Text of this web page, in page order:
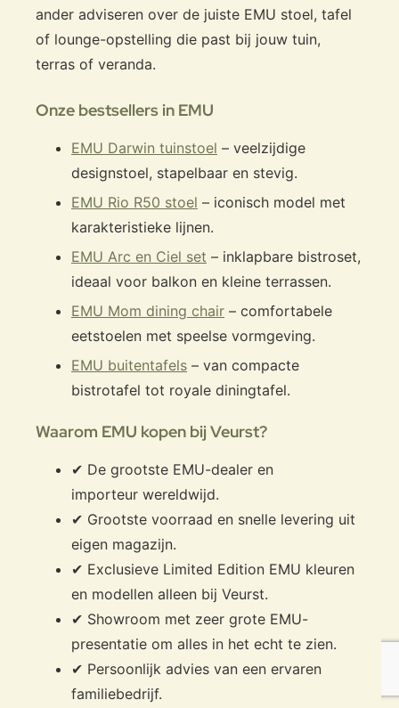
ander adviseren over de juiste EMU stoel, tafel
of lounge-opstelling die past bij jouw tuin,
terras of veranda.
Onze bestsellers in EMU
EMU Darwin tuinstoel – veelzijdige
designstoel, stapelbaar en stevig.
EMU Rio R50 stoel – iconisch model met
karakteristieke lijnen.
EMU Arc en Ciel set – inklapbare bistroset,
ideaal voor balkon en kleine terrassen.
EMU Mom dining chair – comfortabele
eetstoelen met speelse vormgeving.
EMU buitentafels – van compacte
bistrotafel tot royale diningtafel.
Waarom EMU kopen bij Veurst?
✔ De grootste EMU-dealer en
importeur wereldwijd.
✔ Grootste voorraad en snelle levering uit
eigen magazijn.
✔ Exclusieve Limited Edition EMU kleuren
en modellen alleen bij Veurst.
✔ Showroom met zeer grote EMU-
presentatie om alles in het echt te zien.
✔ Persoonlijk advies van een ervaren
familiebedrijf.